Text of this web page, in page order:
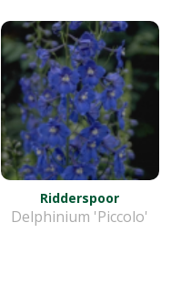
Ridderspoor
Delphinium 'Piccolo'